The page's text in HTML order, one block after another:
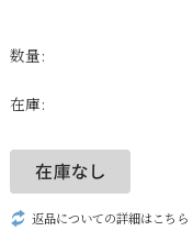
数量:
在庫:
返品についての詳細はこちら